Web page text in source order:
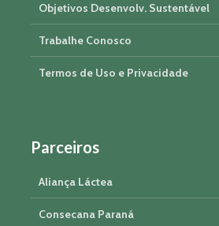
Objetivos Desenvolv. Sustentável
Trabalhe Conosco
Termos de Uso e Privacidade
Parceiros
Aliança Láctea
Consecana Paraná